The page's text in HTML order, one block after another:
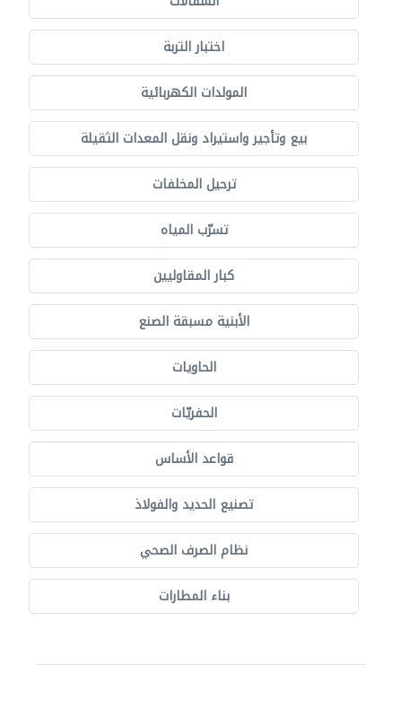
اختبار التربة
المولدات الكهربائية
بيع وتأجير واستيراد ونقل المعدات الثقيلة
ترحيل المخلفات
تسرّب المياه
كبار المقاوليين
الأبنية مسبقة الصنع
الحاويات
الحفريّات
قواعد الأساس
تصنيع الحديد والفولاذ
نظام الصرف الصحي
بناء المطارات